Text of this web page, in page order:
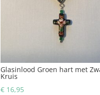
Glasinlood Groen hart met
Kruis
€16,95